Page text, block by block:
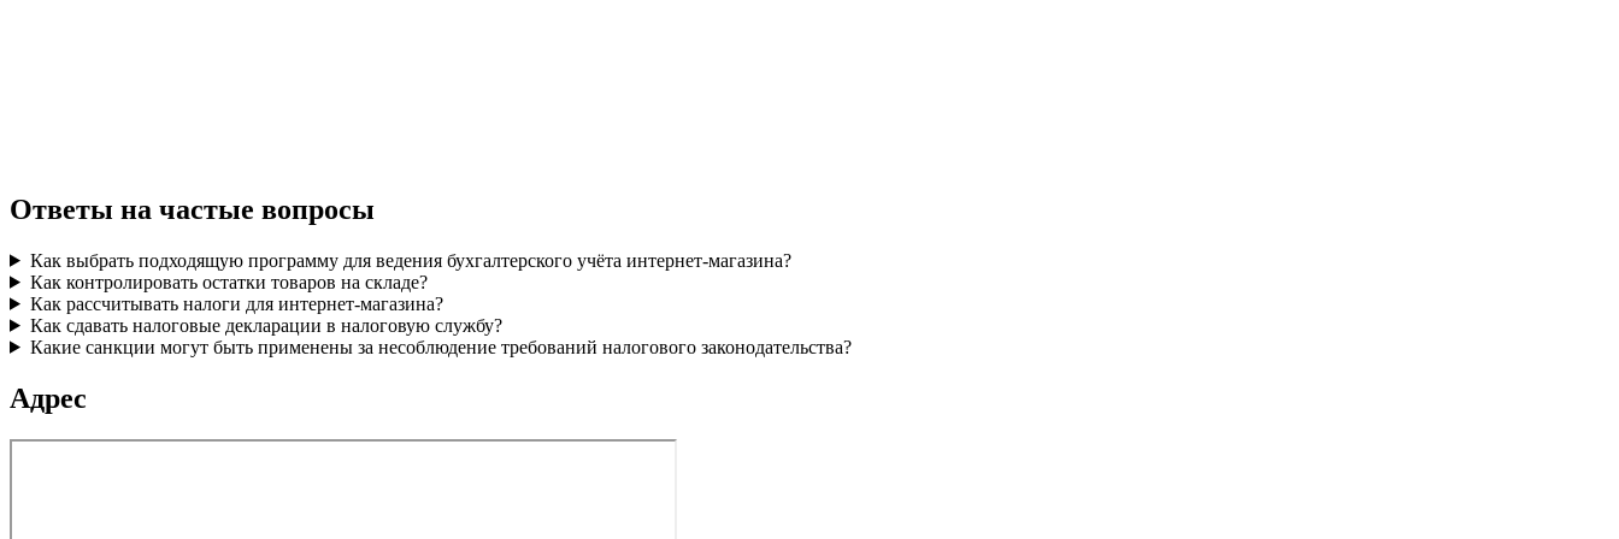
Ответы на частые вопросы
Как выбрать подходящую программу для ведения бухгалтерского учёта интернет-магазина?
Как контролировать остатки товаров на складе?
Как рассчитывать налоги для интернет-магазина?
Как сдавать налоговые декларации в налоговую службу?
Какие санкции могут быть применены за несоблюдение требований налогового законодательства?
Адрес